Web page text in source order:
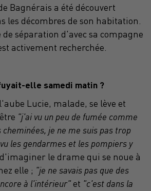
Bagnérais a été découvert
les décombres de son habitation.
séparation d'avec sa compagne
activement recherchée.
elle samedi matin ?
Lucie, malade, se lève et
"j'ai vu un peu de fumée comme
cheminées, je ne me suis pas trop
les gendarmes et les pompiers y
le drame qui se noue à
elle ; "je ne savais pas que des
à l'intérieur" et "c'est dans la